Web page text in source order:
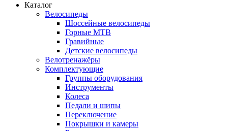
Каталог
Велосипеды
Шоссейные велосипеды
Горные МTB
Гравийные
Детские велосипеды
Велотренажёры
Комплектующие
Группы оборудования
Инструменты
Колеса
Педали и шипы
Переключение
Покрышки и камеры